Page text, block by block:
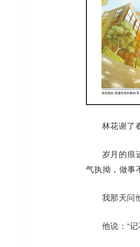
林花谢了
岁月的痕
气执拗，做事
我那天问
他说：“